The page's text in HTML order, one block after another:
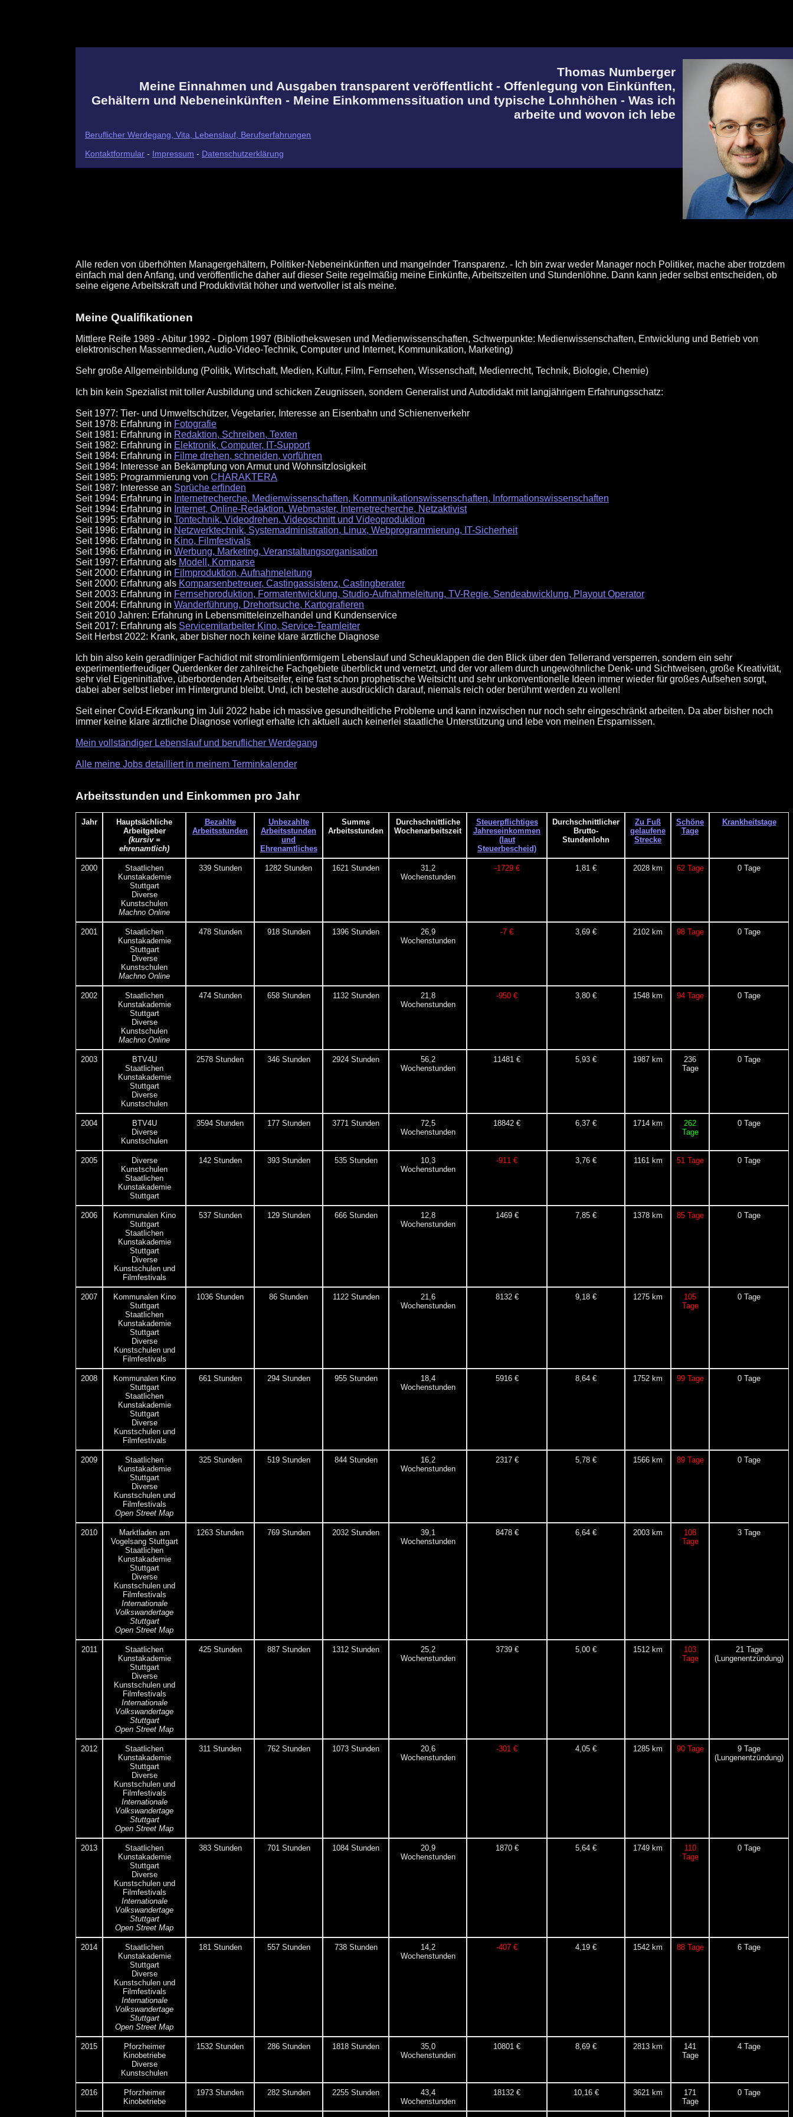
Thomas Numberger
Meine Einnahmen und Ausgaben transparent veröffentlicht - Offenlegung von Einkünften,
Gehältern und Nebeneinkünften - Meine Einkommenssituation und typische Lohnhöhen - Was ich
arbeite und wovon ich lebe
Beruflicher Werdegang, Vita, Lebenslauf, Berufserfahrungen
Kontaktformular - Impressum - Datenschutzerklärung
Alle reden von überhöhten Managergehältern, Politiker-Nebeneinkünften und mangelnder Transparenz. - Ich bin zwar weder Manager noch Politiker, mache aber trotzdem
einfach mal den Anfang, und veröffentliche daher auf dieser Seite regelmäßig meine Einkünfte, Arbeitszeiten und Stundenlöhne. Dann kann jeder selbst entscheiden, ob
seine eigene Arbeitskraft und Produktivität höher und wertvoller ist als meine.
Meine Qualifikationen
Mittlere Reife 1989 - Abitur 1992 - Diplom 1997 (Bibliothekswesen und Medienwissenschaften, Schwerpunkte: Medienwissenschaften, Entwicklung und Betrieb von
elektronischen Massenmedien, Audio-Video-Technik, Computer und Internet, Kommunikation, Marketing)
Sehr große Allgemeinbildung (Politik, Wirtschaft, Medien, Kultur, Film, Fernsehen, Wissenschaft, Medienrecht, Technik, Biologie, Chemie)
Ich bin kein Spezialist mit toller Ausbildung und schicken Zeugnissen, sondern Generalist und Autodidakt mit langjährigem Erfahrungsschatz:
Seit 1977: Tier- und Umweltschützer, Vegetarier, Interesse an Eisenbahn und Schienenverkehr
Seit 1978: Erfahrung in Fotografie
Seit 1981: Erfahrung in Redaktion, Schreiben, Texten
Seit 1982: Erfahrung in Elektronik, Computer, IT-Support
Seit 1984: Erfahrung in Filme drehen, schneiden, vorführen
Seit 1984: Interesse an Bekämpfung von Armut und Wohnsitzlosigkeit
Seit 1985: Programmierung von CHARAKTERA
Seit 1987: Interesse an Sprüche erfinden
Seit 1994: Erfahrung in Internetrecherche, Medienwissenschaften, Kommunikationswissenschaften, Informationswissenschaften
Seit 1994: Erfahrung in Internet, Online-Redaktion, Webmaster, Internetrecherche, Netzaktivist
Seit 1995: Erfahrung in Tontechnik, Videodrehen, Videoschnitt und Videoproduktion
Seit 1996: Erfahrung in Netzwerktechnik, Systemadministration, Linux, Webprogrammierung, IT-Sicherheit
Seit 1996: Erfahrung in Kino, Filmfestivals
Seit 1996: Erfahrung in Werbung, Marketing, Veranstaltungsorganisation
Seit 1997: Erfahrung als Modell, Komparse
Seit 2000: Erfahrung in Filmproduktion, Aufnahmeleitung
Seit 2000: Erfahrung als Komparsenbetreuer, Castingassistenz, Castingberater
Seit 2003: Erfahrung in Fernsehproduktion, Formatentwicklung, Studio-Aufnahmeleitung, TV-Regie, Sendeabwicklung, Playout Operator
Seit 2004: Erfahrung in Wanderführung, Drehortsuche, Kartografieren
Seit 2010 Jahren: Erfahrung in Lebensmitteleinzelhandel und Kundenservice
Seit 2017: Erfahrung als Servicemitarbeiter Kino, Service-Teamleiter
Seit Herbst 2022: Krank, aber bisher noch keine klare ärztliche Diagnose
Ich bin also kein geradliniger Fachidiot mit stromlinienförmigem Lebenslauf und Scheuklappen die den Blick über den Tellerrand versperren, sondern ein sehr
experimentierfreudiger Querdenker der zahlreiche Fachgebiete überblickt und vernetzt, und der vor allem durch ungewöhnliche Denk- und Sichtweisen, große Kreativität,
sehr viel Eigeninitiative, überbordenden Arbeitseifer, eine fast schon prophetische Weitsicht und sehr unkonventionelle Ideen immer wieder für großes Aufsehen sorgt,
dabei aber selbst lieber im Hintergrund bleibt. Und, ich bestehe ausdrücklich darauf, niemals reich oder berühmt werden zu wollen!
Seit einer Covid-Erkrankung im Juli 2022 habe ich massive gesundheitliche Probleme und kann inzwischen nur noch sehr eingeschränkt arbeiten. Da aber bisher noch
immer keine klare ärztliche Diagnose vorliegt erhalte ich aktuell auch keinerlei staatliche Unterstützung und lebe von meinen Ersparnissen.
Mein vollständiger Lebenslauf und beruflicher Werdegang
Alle meine Jobs detailliert in meinem Terminkalender
Arbeitsstunden und Einkommen pro Jahr
Jahr
Hauptsächliche
Arbeitgeber
(kursiv =
ehrenamtlich)
Bezahlte
Arbeitsstunden
Unbezahlte
Arbeitsstunden
und
Ehrenamtliches
Summe
Arbeitsstunden
Durchschnittliche
Wochenarbeitszeit
Steuerpflichtiges
Jahreseinkommen
(laut
Steuerbescheid)
Durchschnittlicher
Brutto-
Stundenlohn
Zu Fuß
gelaufene
Strecke
Schöne
Tage
Krankheitstage
2000
Staatlichen
Kunstakademie
Stuttgart
Diverse
Kunstschulen
Machno Online
339 Stunden 1282 Stunden 1621 Stunden
31,2
Wochenstunden
-1729 € 1,81 € 2028 km 62 Tage 0 Tage
2001
Staatlichen
Kunstakademie
Stuttgart
Diverse
Kunstschulen
Machno Online
478 Stunden 918 Stunden 1396 Stunden
26,9
Wochenstunden
-7 € 3,69 € 2102 km 98 Tage 0 Tage
2002
Staatlichen
Kunstakademie
Stuttgart
Diverse
Kunstschulen
Machno Online
474 Stunden 658 Stunden 1132 Stunden
21,8
Wochenstunden
-950 € 3,80 € 1548 km 94 Tage 0 Tage
2003
BTV4U
Staatlichen
Kunstakademie
Stuttgart
Diverse
Kunstschulen
2578 Stunden 346 Stunden 2924 Stunden
56,2
Wochenstunden
11481 € 5,93 € 1987 km
236
Tage
0 Tage
2004
BTV4U
Diverse
Kunstschulen
3594 Stunden 177 Stunden 3771 Stunden
72,5
Wochenstunden
18842 € 6,37 € 1714 km
262
Tage
0 Tage
2005
Diverse
Kunstschulen
Staatlichen
Kunstakademie
Stuttgart
142 Stunden 393 Stunden 535 Stunden
10,3
Wochenstunden
-911 € 3,76 € 1161 km 51 Tage 0 Tage
2006
Kommunalen Kino
Stuttgart
Staatlichen
Kunstakademie
Stuttgart
Diverse
Kunstschulen und
Filmfestivals
537 Stunden 129 Stunden 666 Stunden
12,8
Wochenstunden
1469 € 7,85 € 1378 km 85 Tage 0 Tage
2007
Kommunalen Kino
Stuttgart
Staatlichen
Kunstakademie
Stuttgart
Diverse
Kunstschulen und
Filmfestivals
1036 Stunden 86 Stunden 1122 Stunden
21,6
Wochenstunden
8132 € 9,18 € 1275 km
105
Tage
0 Tage
2008
Kommunalen Kino
Stuttgart
Staatlichen
Kunstakademie
Stuttgart
Diverse
Kunstschulen und
Filmfestivals
661 Stunden 294 Stunden 955 Stunden
18,4
Wochenstunden
5916 € 8,64 € 1752 km 99 Tage 0 Tage
2009
Staatlichen
Kunstakademie
Stuttgart
Diverse
Kunstschulen und
Filmfestivals
Open Street Map
325 Stunden 519 Stunden 844 Stunden
16,2
Wochenstunden
2317 € 5,78 € 1566 km 89 Tage 0 Tage
2010
Marktladen am
Vogelsang Stuttgart
Staatlichen
Kunstakademie
Stuttgart
Diverse
Kunstschulen und
Filmfestivals
Internationale
Volkswandertage
Stuttgart
Open Street Map
1263 Stunden 769 Stunden 2032 Stunden
39,1
Wochenstunden
8478 € 6,64 € 2003 km
108
Tage
3 Tage
2011
Staatlichen
Kunstakademie
Stuttgart
Diverse
Kunstschulen und
Filmfestivals
Internationale
Volkswandertage
Stuttgart
Open Street Map
425 Stunden 887 Stunden 1312 Stunden
25,2
Wochenstunden
3739 € 5,00 € 1512 km
103
Tage
21 Tage
(Lungenentzündung)
2012
Staatlichen
Kunstakademie
Stuttgart
Diverse
Kunstschulen und
Filmfestivals
Internationale
Volkswandertage
Stuttgart
Open Street Map
311 Stunden 762 Stunden 1073 Stunden
20,6
Wochenstunden
-301 € 4,05 € 1285 km 90 Tage
9 Tage
(Lungenentzündung)
2013
Staatlichen
Kunstakademie
Stuttgart
Diverse
Kunstschulen und
Filmfestivals
Internationale
Volkswandertage
Stuttgart
Open Street Map
383 Stunden 701 Stunden 1084 Stunden
20,9
Wochenstunden
1870 € 5,64 € 1749 km
110
Tage
0 Tage
2014
Staatlichen
Kunstakademie
Stuttgart
Diverse
Kunstschulen und
Filmfestivals
Internationale
Volkswandertage
Stuttgart
Open Street Map
181 Stunden 557 Stunden 738 Stunden
14,2
Wochenstunden
-407 € 4,19 € 1542 km 88 Tage 6 Tage
2015
Pforzheimer
Kinobetriebe
Diverse
Kunstschulen
1532 Stunden 286 Stunden 1818 Stunden
35,0
Wochenstunden
10801 € 8,69 € 2813 km
141
Tage
4 Tage
2016
Pforzheimer
Kinobetriebe
1973 Stunden 282 Stunden 2255 Stunden
43,4
Wochenstunden
18132 € 10,16 € 3621 km
171
Tage
0 Tage